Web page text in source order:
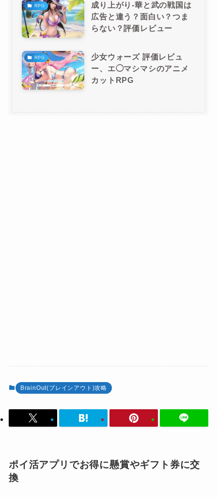
RPG
成り上がり-華と武の戦国は
広告と違う？面白い？つま
らない？評価レビュー
RPG
少女ウォーズ 評価レビュ
ー、エ◯マシマシのアニメ
カットRPG
BrainOut(ブレインアウト)攻略
ポイ活アプリでお得に懸賞やギフト券に交
換